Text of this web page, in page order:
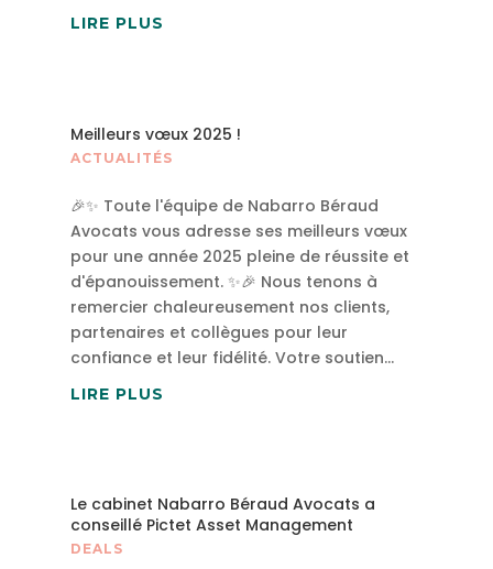
LIRE PLUS
Meilleurs vœux 2025 !
ACTUALITÉS
🎉✨ Toute l'équipe de Nabarro Béraud
Avocats vous adresse ses meilleurs vœux
pour une année 2025 pleine de réussite et
d'épanouissement. ✨🎉 Nous tenons à
remercier chaleureusement nos clients,
partenaires et collègues pour leur
confiance et leur fidélité. Votre soutien...
LIRE PLUS
Le cabinet Nabarro Béraud Avocats a
conseillé Pictet Asset Management
DEALS